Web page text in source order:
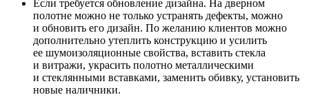
Если требуется обновление дизайна. На дверном
полотне можно не только устранять дефекты, можно
и обновить его дизайн. По желанию клиентов можно
дополнительно утеплить конструкцию и усилить
ее шумоизоляционные свойства, вставить стекла
и витражи, украсить полотно металлическими
и стеклянными вставками, заменить обивку, установить
новые наличники.